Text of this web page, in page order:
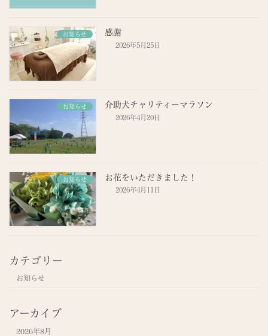
お知らせ 感謝
2026年5月25日
お知らせ 介助犬チャリティーマラソン
2026年4月20日
お知らせ お花をいただきました！
2026年4月11日
カテゴリー
お知らせ
アーカイブ
2026年8月